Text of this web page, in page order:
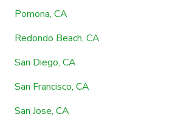
Pomona, CA
Redondo Beach, CA
San Diego, CA
San Francisco, CA
San Jose, CA